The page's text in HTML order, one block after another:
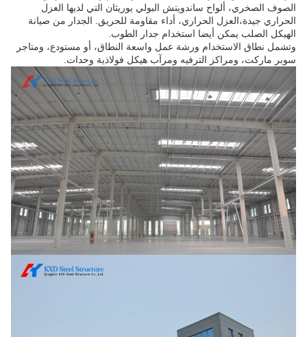
الصوف الصخري، ألواح ساندويتش البولي يوريثان التي لديها العزل
الحراري جيدة،العزل الحراري، أداء مقاومة للحريق. الجدار من صيانة
الهيكل الصلب يمكن أيضا استخدام جدار الطوب.
وتشمل نطاق الاستخدام ورشة عمل واسعة النطاق، أو مستودع، ومتاجر
سوبر ماركت، ومراكز الترفيه ومرآب هيكل فولاذية وحدات.